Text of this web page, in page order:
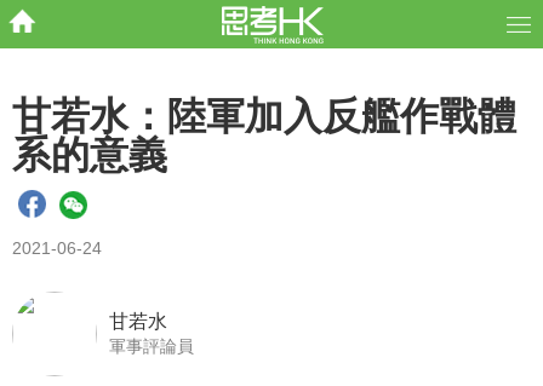
甘若水：陸軍加入反艦作戰體
系的意義
2021-06-24
甘若水
軍事評論員